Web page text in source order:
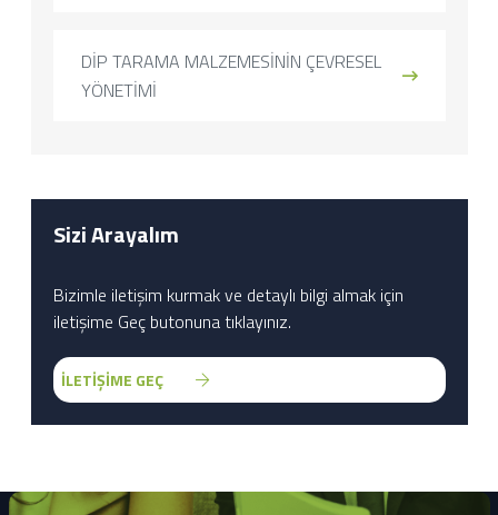
DİP TARAMA MALZEMESİNİN ÇEVRESEL
YÖNETİMİ
Sizi Arayalım
Bizimle iletişim kurmak ve detaylı bilgi almak için
iletişime Geç butonuna tıklayınız.
İLETİŞİME GEÇ